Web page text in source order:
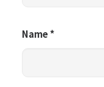
Name*